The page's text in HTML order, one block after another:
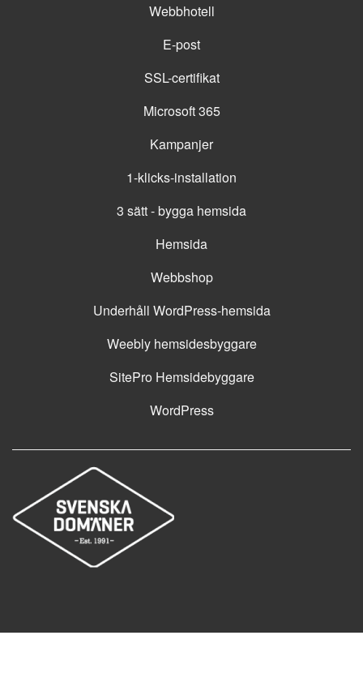
Webbhotell
E-post
SSL-certifikat
Microsoft 365
Kampanjer
1-klicks-installation
3 sätt - bygga hemsida
Hemsida
Webbshop
Underhåll WordPress-hemsida
Weebly hemsidesbyggare
SitePro Hemsidebyggare
WordPress